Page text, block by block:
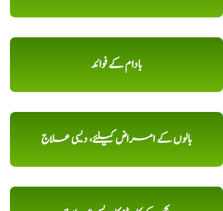
بادام کے فوائد
بالوں کے امراض کیلئے، دیسی علاج